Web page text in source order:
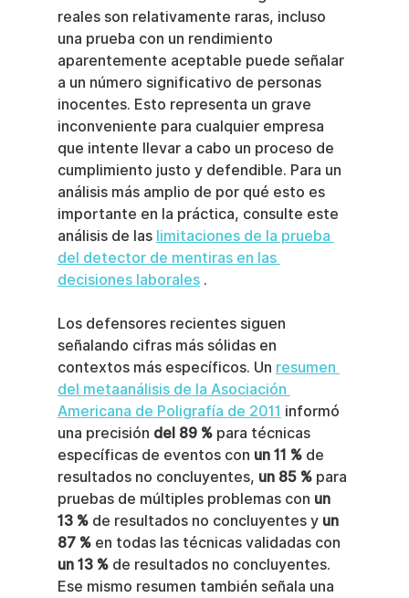
reales son relativamente raras, incluso
una prueba con un rendimiento
aparentemente aceptable puede señalar
a un número significativo de personas
inocentes. Esto representa un grave
inconveniente para cualquier empresa
que intente llevar a cabo un proceso de
cumplimiento justo y defendible. Para un
análisis más amplio de por qué esto es
importante en la práctica, consulte este
análisis de las limitaciones de la prueba
del detector de mentiras en las
decisiones laborales .
Los defensores recientes siguen
señalando cifras más sólidas en
contextos más específicos. Un resumen
del metaanálisis de la Asociación
Americana de Poligrafía de 2011 informó
una precisión del 89 % para técnicas
específicas de eventos con un 11 % de
resultados no concluyentes, un 85 % para
pruebas de múltiples problemas con un
13 % de resultados no concluyentes y un
87 % en todas las técnicas validadas con
un 13 % de resultados no concluyentes.
Ese mismo resumen también señala una